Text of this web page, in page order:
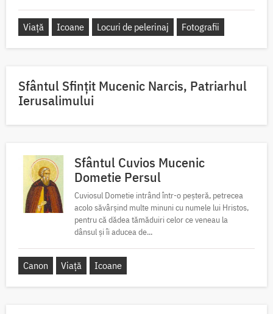
Viață Icoane Locuri de pelerinaj Fotografii
Sfântul Sfinţit Mucenic Narcis, Patriarhul
Ierusalimului
Sfântul Cuvios Mucenic
Dometie Persul
Cuviosul Dometie intrând într-o peșteră, petrecea
acolo săvârșind multe minuni cu numele lui Hristos,
pentru că dădea tămăduiri celor ce veneau la
dânsul și îi aducea de...
Canon Viață Icoane